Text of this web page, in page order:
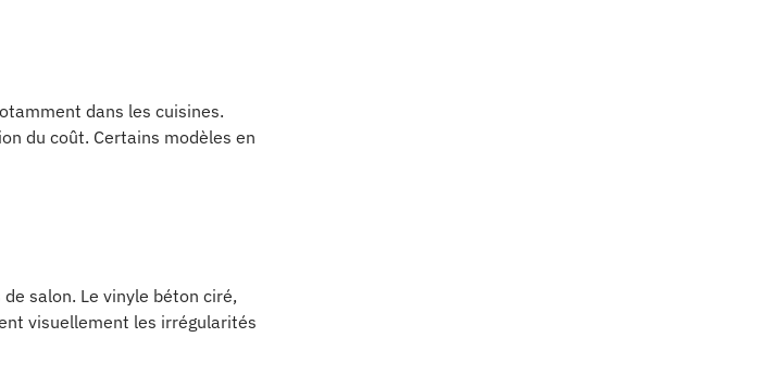
dans les cuisines.
du coût. Certains modèles en
salon. Le vinyle béton ciré,
visuellement les irrégularités